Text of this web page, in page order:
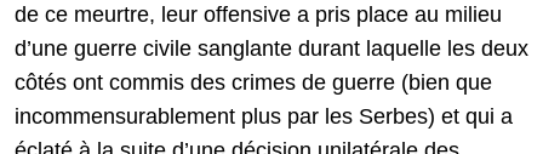
de ce meurtre, leur offensive a pris place au milieu
d’une guerre civile sanglante durant laquelle les deux
côtés ont commis des crimes de guerre (bien que
incommensurablement plus par les Serbes) et qui a